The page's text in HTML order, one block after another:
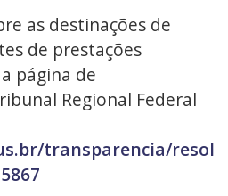
as destinações de
de prestações
página de
Regional Federal
transparencia/